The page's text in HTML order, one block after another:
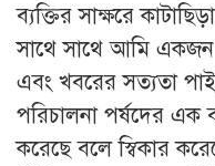
ব্যক্তির সাক্ষরে
সাথে সাথে আমি একজন
এবং খবরের সত্যতা
পরিচালনা পর্ষদের এক
করেছে বলে স্বিকার